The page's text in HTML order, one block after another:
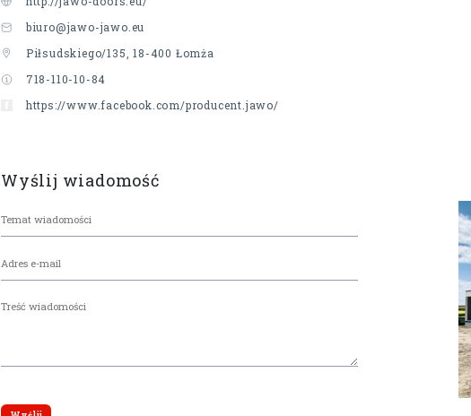
biuro@jawo-jawo.eu
Piłsudskiego/135, 18-400 Łomża
718-110-10-84
https://www.facebook.com/producent.jawo/
Wyślij wiadomość